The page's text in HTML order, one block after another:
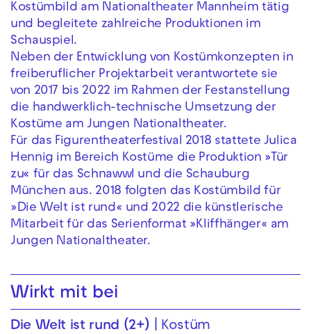
Kostümbild am Nationaltheater Mannheim tätig
und begleitete zahlreiche Produktionen im
Schauspiel.
Neben der Entwicklung von Kostümkonzepten in
freiberuflicher Projektarbeit verantwortete sie
von 2017 bis 2022 im Rahmen der Festanstellung
die handwerklich-technische Umsetzung der
Kostüme am Jungen Nationaltheater.
Für das Figurentheaterfestival 2018 stattete Julica
Hennig im Bereich Kostüme die Produktion »Tür
zu« für das Schnawwl und die Schauburg
München aus. 2018 folgten das Kostümbild für
»Die Welt ist rund« und 2022 die künstlerische
Mitarbeit für das Serienformat »Kliffhänger« am
Jungen Nationaltheater.
Wirkt mit bei
Die Welt ist rund (2+) Kostüm